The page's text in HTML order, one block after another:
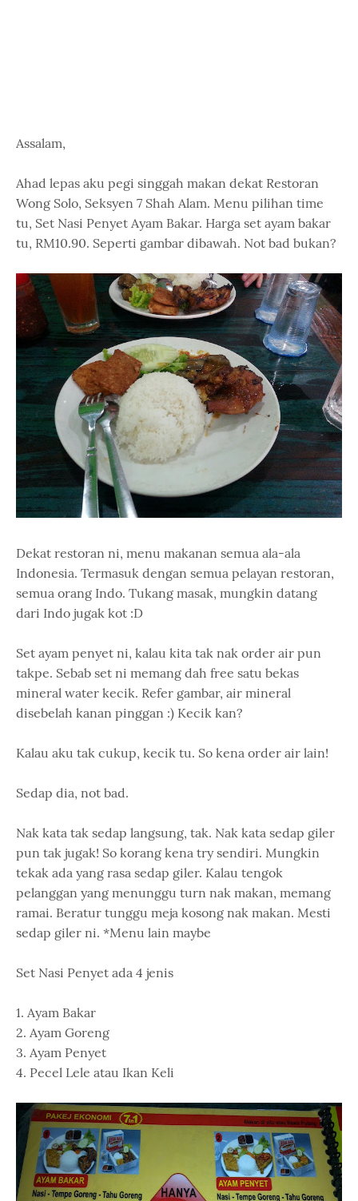
Assalam,
Ahad lepas aku pegi singgah makan dekat Restoran
Wong Solo, Seksyen 7 Shah Alam. Menu pilihan time
tu, Set Nasi Penyet Ayam Bakar. Harga set ayam bakar
tu, RM10.90. Seperti gambar dibawah. Not bad bukan?
Dekat restoran ni, menu makanan semua ala-ala
Indonesia. Termasuk dengan semua pelayan restoran,
semua orang Indo. Tukang masak, mungkin datang
dari Indo jugak kot :D
Set ayam penyet ni, kalau kita tak nak order air pun
takpe. Sebab set ni memang dah free satu bekas
mineral water kecik. Refer gambar, air mineral
disebelah kanan pinggan :) Kecik kan?
Kalau aku tak cukup, kecik tu. So kena order air lain!
Sedap dia, not bad.
Nak kata tak sedap langsung, tak. Nak kata sedap giler
pun tak jugak! So korang kena try sendiri. Mungkin
tekak ada yang rasa sedap giler. Kalau tengok
pelanggan yang menunggu turn nak makan, memang
ramai. Beratur tunggu meja kosong nak makan. Mesti
sedap giler ni. *Menu lain maybe
Set Nasi Penyet ada 4 jenis
1. Ayam Bakar
2. Ayam Goreng
3. Ayam Penyet
4. Pecel Lele atau Ikan Keli